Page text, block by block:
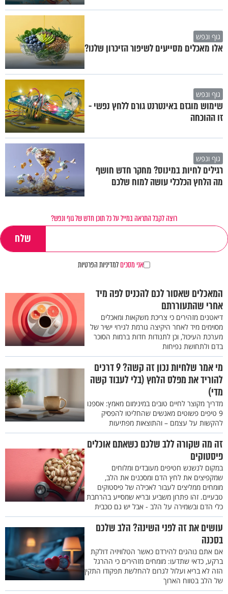
גוף ונפש
אלו מאכלים מסייעים לשיפור הזיכרון שלנו?
גוף ונפש
שימוש מוגזם באינטרנט גורם ללחץ נפשי -
זו ההוכחה
גוף ונפש
רגילים לחיות במינוס? מחקר חדש חושף
מה הלחץ הכלכלי עושה למוח שלכם
רוצה לקבל התראה במייל על כל תוכן חדש של גוף ונפש?
אני מסכיםלמדיניות הפרטיות
המאכלים שאסור לכם להכניס לפה מיד
אחרי שהתעוררתם
דיאטנים מזהירים כי צריכת משקאות ומאכלים
מסוימים מיד לאחר היקיצה גורמת לגירוי ישיר של
מערכת העיכול, וכן לתנודות חדות ברמות הסוכר
בדם ולתחושת נפיחות
מי אמר שלחיות נכון זה קשה? 9 דרכים
להוריד את מפלס הלחץ (בלי לעבוד קשה
מדי)
מדריך מקוצר לחיים טובים במינימום מאמץ: אספנו
9 טיפים פשוטים מאנשים שהחליטו להפסיק
להקשות על עצמם – והתוצאות מפתיעות
זה מה שקורה ללב שלכם כשאתם אוכלים
פיסטוקים
במקום לנשנש חטיפים מעובדים ומלוחים
שמקפיצים את לחץ הדם ומסכנים את הלב,
מומחים ממליצים לעבור לאכילה של פיסטוקים
טבעיים. זהו פתרון משביע ובריא שמסייע בהרחבת
כלי הדם ובשמירה על הלב - אבל יש גם כוכבית
עושים את זה לפני השינה? הלב שלכם
בסכנה
אם אתם נוהגים להירדם כאשר הטלוויזיה דולקת
ברקע, כדאי שתדעו: מומחים מזהירים כי ההרגל
הזה לא בריא ועלול לגרום להחלשת תפקודו התקין
של הלב בטווח הארוך